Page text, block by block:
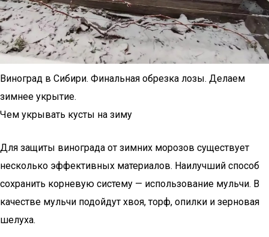
Виноград в Сибири. Финальная обрезка лозы. Делаем
зимнее укрытие.
Чем укрывать кусты на зиму
Для защиты винограда от зимних морозов существует
несколько эффективных материалов. Наилучший способ
сохранить корневую систему — использование мульчи. В
качестве мульчи подойдут хвоя, торф, опилки и зерновая
шелуха.